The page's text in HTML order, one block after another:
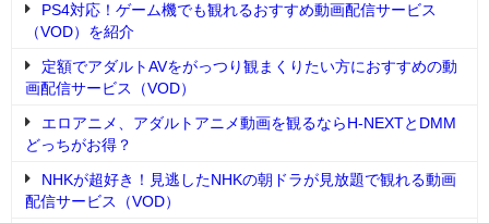
PS4対応！ゲーム機でも観れるおすすめ動画配信サービス
（VOD）を紹介
定額でアダルトAVをがっつり観まくりたい方におすすめの動
画配信サービス（VOD）
エロアニメ、アダルトアニメ動画を観るならH-NEXTとDMM
どっちがお得？
NHKが超好き！見逃したNHKの朝ドラが見放題で観れる動画
配信サービス（VOD）